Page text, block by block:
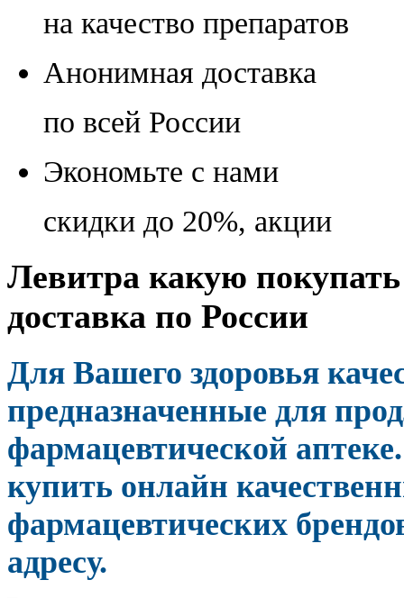
на качество препаратов
Анонимная доставка
по всей России
Экономьте с нами
скидки до 20%, акции
Левитра какую
доставка по России
Для Вашего здоровья
предназначенные для
фармацевтической
купить онлайн
фармацевтических
адресу.